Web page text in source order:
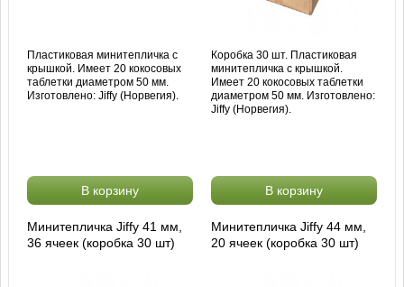
Пластиковая минитепличка с
крышкой. Имеет 20 кокосовых
таблетки диаметром 50 мм.
Изготовлено: Jiffy (Норвегия).
В корзину
Коробка 30 шт. Пластиковая
минитепличка с крышкой.
Имеет 20 кокосовых таблетки
диаметром 50 мм. Изготовлено:
Jiffy (Норвегия).
В корзину
Минитепличка Jiffy 41 мм,
36 ячеек (коробка 30 шт)
Минитепличка Jiffy 44 мм,
20 ячеек (коробка 30 шт)